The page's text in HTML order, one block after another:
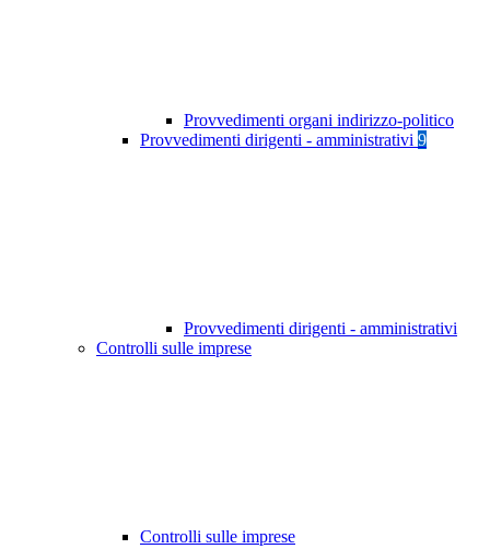
Provvedimenti organi indirizzo-politico
Provvedimenti dirigenti - amministrativi 9
Provvedimenti dirigenti - amministrativi
Controlli sulle imprese
Controlli sulle imprese